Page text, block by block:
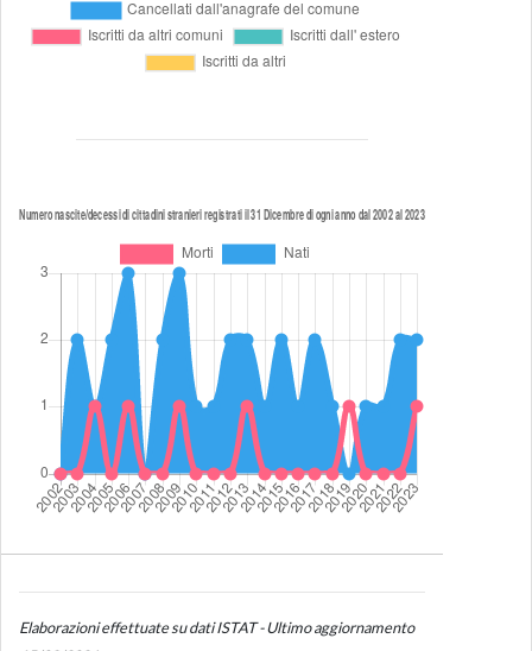
Elaborazioni effettuate su dati ISTAT - Ultimo aggiornamento